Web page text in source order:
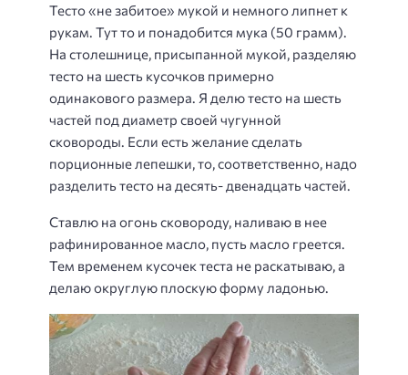
Тесто «не забитое» мукой и немного липнет к
рукам. Тут то и понадобится мука (50 грамм).
На столешнице, присыпанной мукой, разделяю
тесто на шесть кусочков примерно
одинакового размера. Я делю тесто на шесть
частей под диаметр своей чугунной
сковороды. Если есть желание сделать
порционные лепешки, то, соответственно, надо
разделить тесто на десять- двенадцать частей.
Ставлю на огонь сковороду, наливаю в нее
рафинированное масло, пусть масло греется.
Тем временем кусочек теста не раскатываю, а
делаю округлую плоскую форму ладонью.